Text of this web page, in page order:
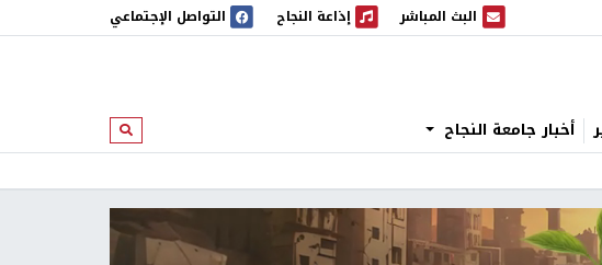
البث المباشر
البث المباشر إذاعة النجاح
إذاعة النجاح التواصل الإجتماعي
أخبار جامعة النجاح ابحث